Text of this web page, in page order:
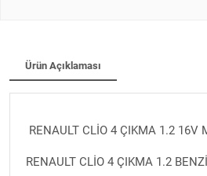
Ürün Açıklaması
RENAULT CLİO 4 ÇIKMA 1.2 16V
RENAULT CLİO 4 ÇIKMA 1.2